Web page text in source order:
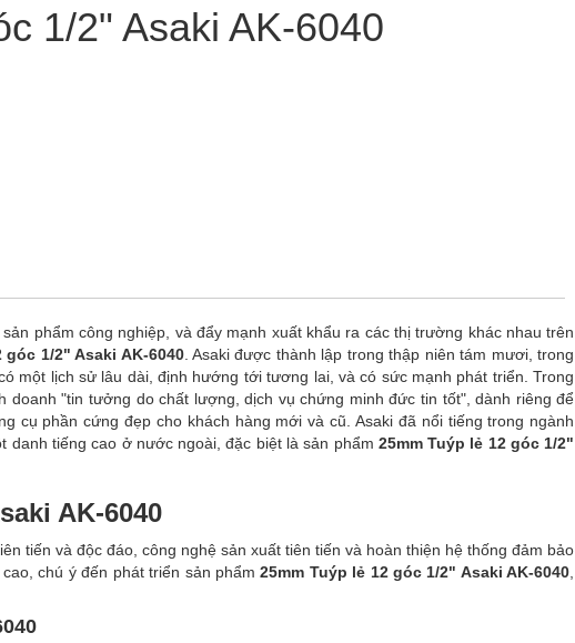
1/2" Asaki AK-6040
phẩm công nghiệp, và đẩy mạnh xuất khẩu ra các thị trường khác nhau trên
góc 1/2" Asaki AK-6040. Asaki được thành lập trong thập niên tám mươi, trong
một lịch sử lâu dài, định hướng tới tương lai, và có sức mạnh phát triển. Trong
doanh "tin tưởng do chất lượng, dịch vụ chứng minh đức tin tốt", dành riêng để
cụ phần cứng đẹp cho khách hàng mới và cũ. Asaki đã nổi tiếng trong ngành
danh tiếng cao ở nước ngoài, đặc biệt là sản phẩm 25mm Tuýp lẻ 12 góc 1/2"
AK-6040
tiến và độc đáo, công nghệ sản xuất tiên tiến và hoàn thiện hệ thống đảm bảo
chú ý đến phát triển sản phẩm25mm Tuýp lẻ 12 góc 1/2" Asaki AK-6040